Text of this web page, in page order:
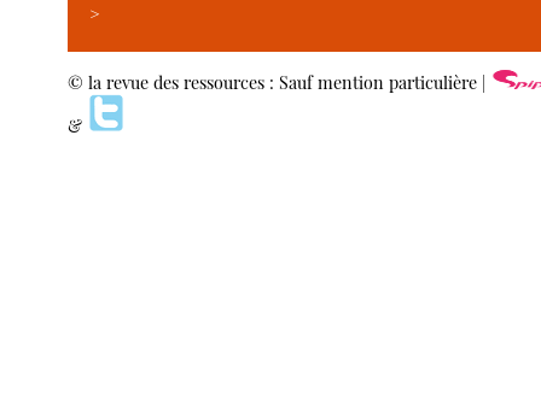
>
© la revue des ressources : Sauf mention particulière |
&